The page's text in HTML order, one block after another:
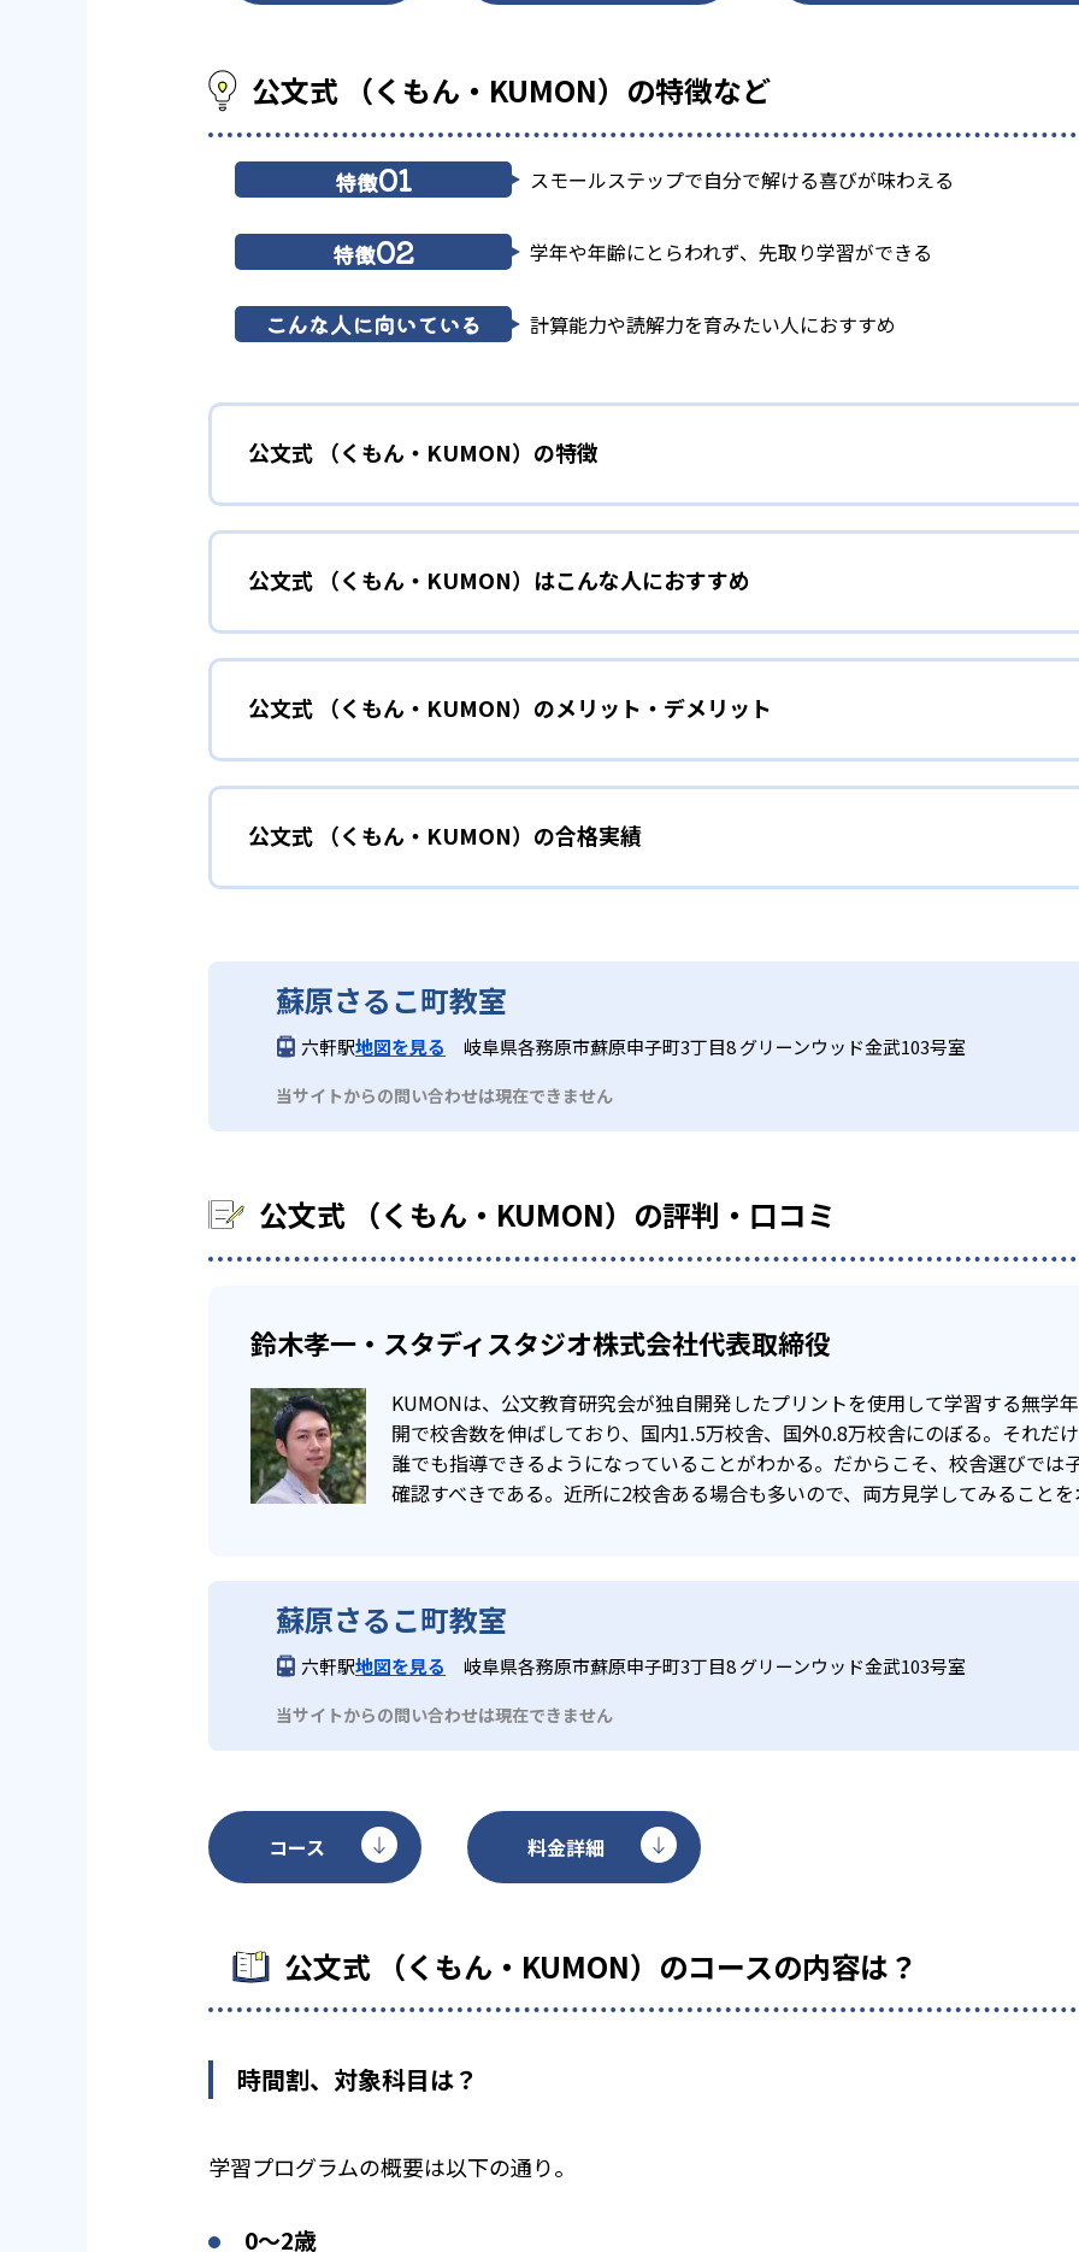
公文式 （くもん・KUMON）の特徴など
特徴01 スモールステップで自分で解ける喜びが味わえる
特徴02 学年や年齢にとらわれず、先取り学習ができる
こんな人に向いている 計算能力や読解力を育みたい人におすすめ
公文式 （くもん・KUMON）の特徴
01 無学年式の学力別学習
KUMONでは、年齢や学年にとらわれずに、一人ひとりの学力に応じたレベルから学習を始めて
確実に100点が取れるレベルから少しずつ難易度を上げていくことで子どもたちは多くの成功
できる。
02 自学自習スタイル
KUMONの教材は、簡単な問題から高度な問題へと、スモールステップで進んでいけるよう工
時期から高校教材に進む生徒もいる。
03 フレキシブルな受講スタイル
KUMONでは、教室が開いている時間内であれば、何曜日にでも週2回受講できる。そのため、
も通室しやすい。また、教室によっては自宅からのオンライン受講と通室を組み合わせること
公文式 （くもん・KUMON）はこんな人におすすめ
小学校に入る準備をしたい幼児向け
KUMONでは細かいステップに分かれた教材で、わかる楽しさを経験しながら無理なく力を高め
目でも自分で解けた達成感を味わうことで、少しずつ苦手意識を克服できるだろう。
中学生・高校生 部活や習い事と両立したい生徒向け
KUMONでは、一人ひとりの学習状況やスケジュールに合わせて、きめ細やかにカリキュラムを
宿題の量や進め方に関しては、いつでも気軽に相談可能だ。
公文式 （くもん・KUMON）のメリット・デメリット
どんなメリットがある？
KUMONでは自学自習スタイルで勉強するため、集中力や目標に向かって頑張りやり抜く力を
い。
どんなデメリットがある？
KUMONでは、中高生のクラスでも数学・英語・国語の3教科に限られるため、その他の教科に
だろう。
公文式 （くもん・KUMON）の合格実績
KUMONは、公式サイトでは合格実績は公開していない。志望校への実績があるかどうかは、
蘇原さるこ町教室
六軒駅地図を見る 岐阜県各務原市蘇原申子町3丁目8 グリーンウッド金武103号室
当サイトからの問い合わせは現在できません
公文式 （くもん・KUMON）の評判・口コミ
鈴木孝一・スタディスタジオ株式会社代表取締役
KUMONは、公文教育研究会が独自開発したプリントを使用して学習する無学
開で校舎数を伸ばしており、国内1.5万校舎、国外0.8万校舎にのぼる。それだ
誰でも指導できるようになっていることがわかる。だからこそ、校舎選びでは
確認すべきである。近所に2校舎ある場合も多いので、両方見学してみること
蘇原さるこ町教室
六軒駅地図を見る 岐阜県各務原市蘇原申子町3丁目8 グリーンウッド金武103号室
当サイトからの問い合わせは現在できません
コース 料金詳細
公文式 （くもん・KUMON）のコースの内容は？
時間割、対象科目は？
学習プログラムの概要は以下の通り。
0〜2歳